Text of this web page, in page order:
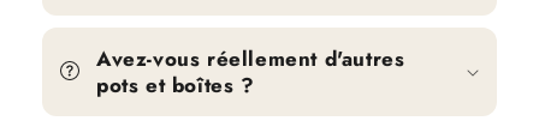
Avez-vous réellement d'autres
pots et boîtes ?